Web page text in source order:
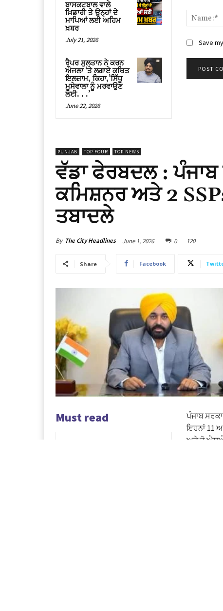
ਬਾਸਕਟਬਾਲ ਵਾਲੇ
ਖ਼ਿਡਾਰੀ ਤੇ ਉਨ੍ਹਾਂ ਦੇ
ਮਾਪਿਆਂ ਲਈ ਅਹਿਮ
ਖ਼ਬਰ
July 21, 2026
ਰੈਪਰ ਸੁਲਤਾਨ ਨੇ ਕਰਨ
ਔਜਲਾ ‘ਤੇ ਲਗਾਏ ਕਥਿਤ
ਇਲਜ਼ਾਮ, ਕਿਹਾ,’ਸਿੱਧੂ
ਮੂਸੇਵਾਲਾ ਨੂੰ ਮਰਵਾਉਣ
ਲਈ. . .’
June 22, 2026
Save